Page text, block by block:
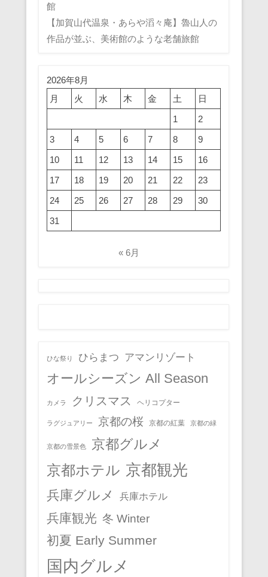
館
【加賀山代温泉・あらや滔々庵】魯山人の
作品が並ぶ、美術館のような老舗旅館
2026年8月
月
火 水 木 金 土
日
1
2
3
4 5 6 7 8
9
10
11 12 13 14 15
16
17
18 19 20 21 22
23
24
25 26 27 28 29
30
31
« 6月
ひな祭り ひらまつ アマンリゾート
オールシーズン All Season
カメラ クリスマス ヘリコプター
ラグジュアリー 京都の桜 京都の紅葉 京都の緑
京都の雪景色 京都グルメ
京都ホテル 京都観光
兵庫グルメ 兵庫ホテル
兵庫観光 冬 Winter
初夏 Early Summer
国内グルメ